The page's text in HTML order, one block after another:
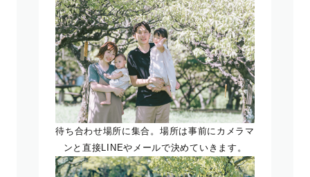
待ち合わせ場所に集合。場所は事前にカメラマ
ンと直接LINEやメールで決めていきます。